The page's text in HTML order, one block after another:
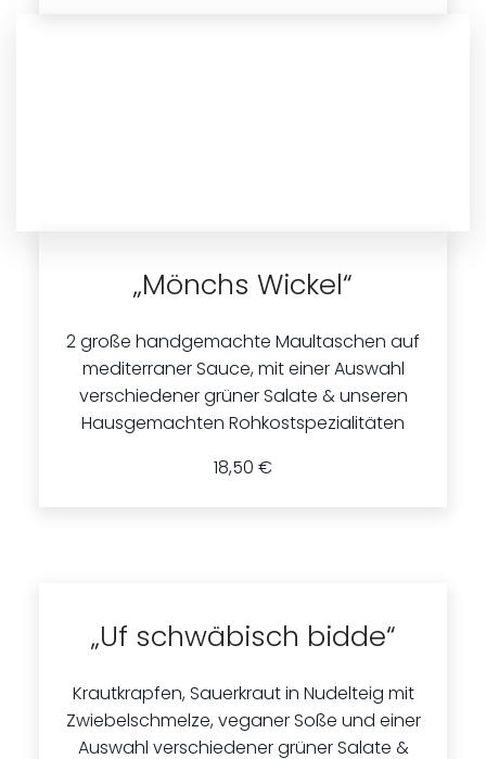
„Mönchs Wickel“
2 große handgemachte Maultaschen auf
mediterraner Sauce, mit einer Auswahl
verschiedener grüner Salate & unseren
Hausgemachten Rohkostspezialitäten
18,50 €
„Uf schwäbisch bidde“
Krautkrapfen, Sauerkraut in Nudelteig mit
Zwiebelschmelze, veganer Soße und einer
Auswahl verschiedener grüner Salate &